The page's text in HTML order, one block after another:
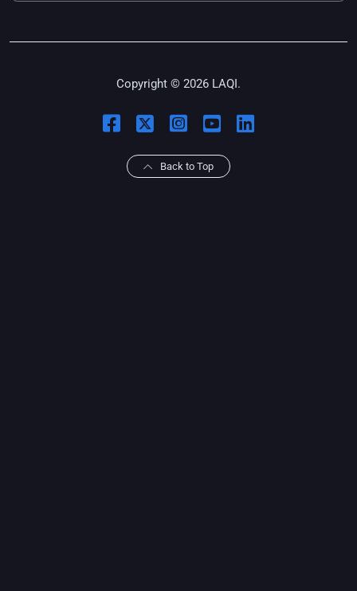
Copyright © 2026 LAQI.
Back to Top